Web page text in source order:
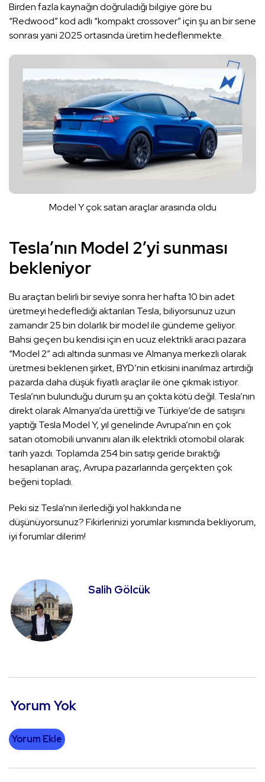
Birden fazla kaynağın doğruladığı bilgiye göre bu
“Redwood” kod adlı “kompakt crossover” için şu an bir sene
sonrası yani 2025 ortasında üretim hedeflenmekte.
Model Y çok satan araçlar arasında oldu
Tesla’nın Model 2’yi sunması
bekleniyor
Bu araçtan belirli bir seviye sonra her hafta 10 bin adet
üretmeyi hedeflediği aktarılan Tesla, biliyorsunuz uzun
zamandır 25 bin dolarlık bir model ile gündeme geliyor.
Bahsi geçen bu kendisi için en ucuz elektrikli aracı pazara
“Model 2” adı altında sunması ve Almanya merkezli olarak
üretmesi beklenen şirket, BYD’nin etkisini inanılmaz artırdığı
pazarda daha düşük fiyatlı araçlar ile öne çıkmak istiyor.
Tesla’nın bulunduğu durum şu an çokta kötü değil. Tesla’nın
direkt olarak Almanya’da ürettiği ve Türkiye’de de satışını
yaptığı Tesla Model Y, yıl genelinde Avrupa’nın en çok
satan otomobili unvanını alan ilk elektrikli otomobil olarak
tarih yazdı. Toplamda 254 bin satışı geride bıraktığı
hesaplanan araç, Avrupa pazarlarında gerçekten çok
beğeni topladı.
Peki siz Tesla’nın ilerlediği yol hakkında ne
düşünüyorsunuz? Fikirlerinizi yorumlar kısmında bekliyorum,
iyi forumlar dilerim!
Salih Gölcük
Yorum Yok
Yorum Ekle